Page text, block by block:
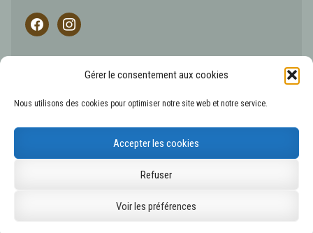
Gérer le consentement aux cookies
Nous utilisons des cookies pour optimiser notre site web et notre service.
Accepter les cookies
Refuser
Voir les préférences
facebookinstagram
L'abus d'alcool est dangereux pour la santé, les boissons